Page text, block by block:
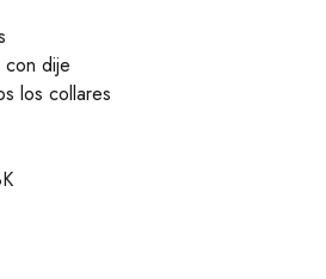
con dije
los collares